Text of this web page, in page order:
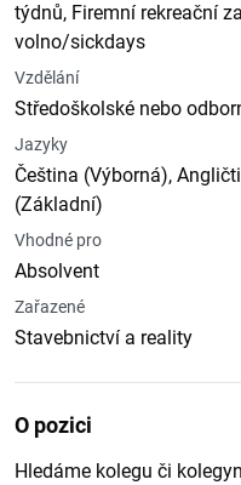
týdnů, Firemní rekreační
volno/sickdays
Vzdělání
Středoškolské nebo
Jazyky
Čeština (Výborná),
(Základní)
Vhodné pro
Absolvent
Zařazené
Stavebnictví a reality
O pozici
Hledáme kolegu či